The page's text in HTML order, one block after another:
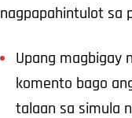
nagpapahintulot sa
Upang magbigay
komento bago
talaan sa simula